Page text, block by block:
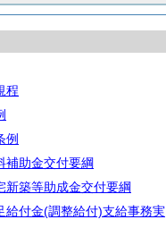
程
例
補助金交付要綱
新築等助成金交付要綱
給付金(調整給付)支給事務実